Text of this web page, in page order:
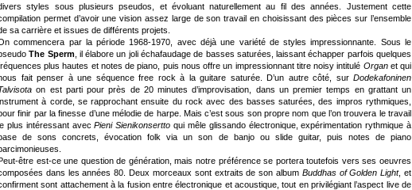
styles sous plusieurs pseudos, et évoluant naturellement au fil des années. Justement cette
permet d’avoir une vision assez large de son travail en choisissant des pièces sur l’ensemble
sa carrière et issues de différents projets.
commencera par la période 1968-1970, avec déjà une variété de styles impressionnante. Sous le
The Sperm, il élabore un joli échafaudage de basses saturées, laissant échapper parfois quelques
plus hautes et notes de piano, puis nous offre un impressionnant titre noisy intitulé Organet qui
fait penser à une séquence free rock à la guitare saturée. D’un autre côté, sur Dodekafoninen
on est parti pour près de 20 minutes d’improvisation, dans un premier temps en grattant un
à corde, se rapprochant ensuite du rock avec des basses saturées, des impros rythmiques,
finir par la finesse d’une mélodie de harpe. Mais c’est sous son propre nom que l’on trouvera le travail
plus intéressant avecPieni Sienikonsertto qui mêle glissando électronique, expérimentation rythmique à
de sons concrets, évocation folk via un son de banjo ou slide guitar, puis notes de piano
être est-ce une question de génération, mais notre préférence se portera toutefois vers ses oeuvres
dans les années 80. Deux morceaux sont extraits de son album Buddhas of Golden Light, et
sont attachement à la fusion entre électronique et acoustique, tout en privilégiant l’aspect live de